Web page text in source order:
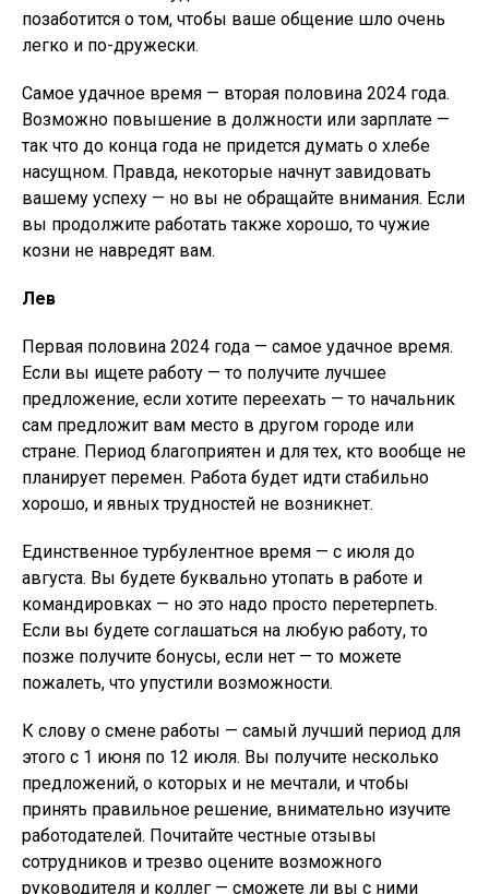
позаботится о том, чтобы ваше общение шло очень
легко и по-дружески.
Самое удачное время — вторая половина 2024 года.
Возможно повышение в должности или зарплате —
так что до конца года не придется думать о хлебе
насущном. Правда, некоторые начнут завидовать
вашему успеху — но вы не обращайте внимания. Если
вы продолжите работать также хорошо, то чужие
козни не навредят вам.
Лев
Первая половина 2024 года — самое удачное время.
Если вы ищете работу — то получите лучшее
предложение, если хотите переехать — то начальник
сам предложит вам место в другом городе или
стране. Период благоприятен и для тех, кто вообще не
планирует перемен. Работа будет идти стабильно
хорошо, и явных трудностей не возникнет.
Единственное турбулентное время — с июля до
августа. Вы будете буквально утопать в работе и
командировках — но это надо просто перетерпеть.
Если вы будете соглашаться на любую работу, то
позже получите бонусы, если нет — то можете
пожалеть, что упустили возможности.
К слову о смене работы — самый лучший период для
этого с 1 июня по 12 июля. Вы получите несколько
предложений, о которых и не мечтали, и чтобы
принять правильное решение, внимательно изучите
работодателей. Почитайте честные отзывы
сотрудников и трезво оцените возможного
руководителя и коллег — сможете ли вы с ними